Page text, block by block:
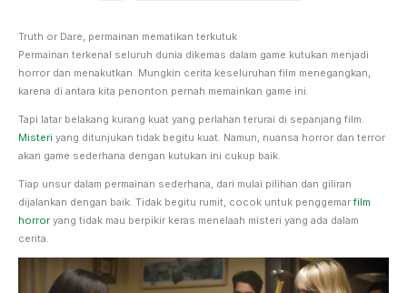
Truth or Dare, permainan mematikan terkutuk
Permainan terkenal seluruh dunia dikemas dalam game kutukan menjadi
horror dan menakutkan. Mungkin cerita keseluruhan film menegangkan,
karena di antara kita penonton pernah memainkan game ini.
Tapi latar belakang kurang kuat yang perlahan terurai di sepanjang film.
Misteri yang ditunjukan tidak begitu kuat. Namun, nuansa horror dan terror
akan game sederhana dengan kutukan ini cukup baik.
Tiap unsur dalam permainan sederhana, dari mulai pilihan dan giliran
dijalankan dengan baik. Tidak begitu rumit, cocok untuk penggemarfilm
horror yang tidak mau berpikir keras menelaah misteri yang ada dalam
cerita.